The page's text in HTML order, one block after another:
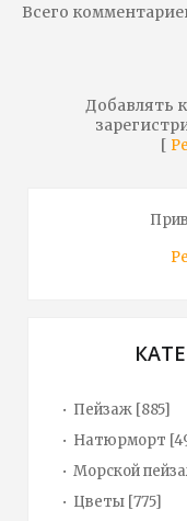
Всего
Добавлять
[
Пейзаж [885]
Натюрморт
Морской
Цветы [775]